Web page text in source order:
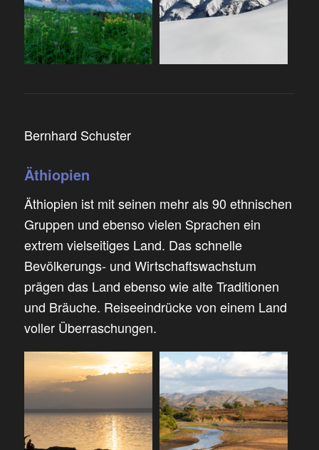
Bernhard Schuster
Äthiopien
Äthiopien ist mit seinen mehr als 90 ethnischen
Gruppen und ebenso vielen Sprachen ein
extrem vielseitiges Land. Das schnelle
Bevölkerungs- und Wirtschaftswachstum
prägen das Land ebenso wie alte Traditionen
und Bräuche. Reiseeindrücke von einem Land
voller Überraschungen.